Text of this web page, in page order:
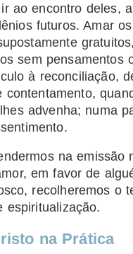
ao encontro deles,
futuros. Amar
sem pensamentos
à reconciliação,
advenha; numa
na emissão
em favor de
recolheremos o
espiritualização.
na Prática